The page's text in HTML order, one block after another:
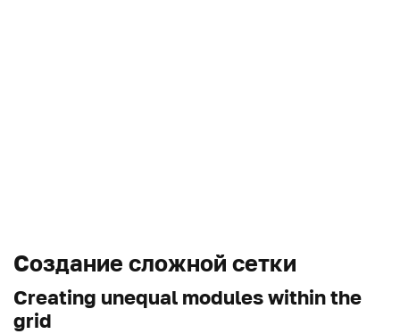
Создание сложной сетки
Creating unequal modules within the
grid